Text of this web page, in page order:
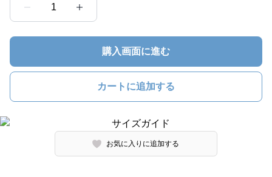
1
購入画面に進む
カートに追加する
お気に入りに追加する